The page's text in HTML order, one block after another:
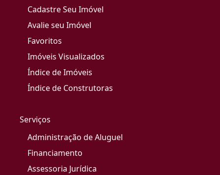
Cadastre Seu Imóvel
Avalie seu Imóvel
Favoritos
Imóveis Visualizados
Índice de Imóveis
Índice de Construtoras
Serviços
Administração de Aluguel
Financiamento
Assessoria Jurídica